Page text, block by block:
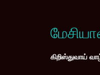
கிறிஸ்துவாய்